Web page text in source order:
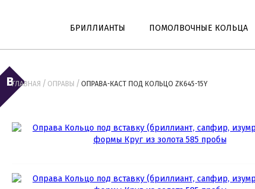
БРИЛЛИАНТЫ ПОМОЛВОЧНЫЕ КОЛЬЦА
ГЛАВНАЯ / ОПРАВЫ / ОПРАВА-КАСТ ПОД КОЛЬЦО ZK645-15Y